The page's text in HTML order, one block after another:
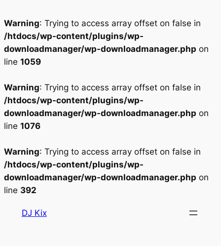
Warning: Trying to access array offset on false in
/htdocs/wp-content/plugins/wp-
downloadmanager/wp-downloadmanager.php on
line 1059
Warning: Trying to access array offset on false in
/htdocs/wp-content/plugins/wp-
downloadmanager/wp-downloadmanager.php on
line 1076
Warning: Trying to access array offset on false in
/htdocs/wp-content/plugins/wp-
downloadmanager/wp-downloadmanager.php on
line 392
DJ Kix